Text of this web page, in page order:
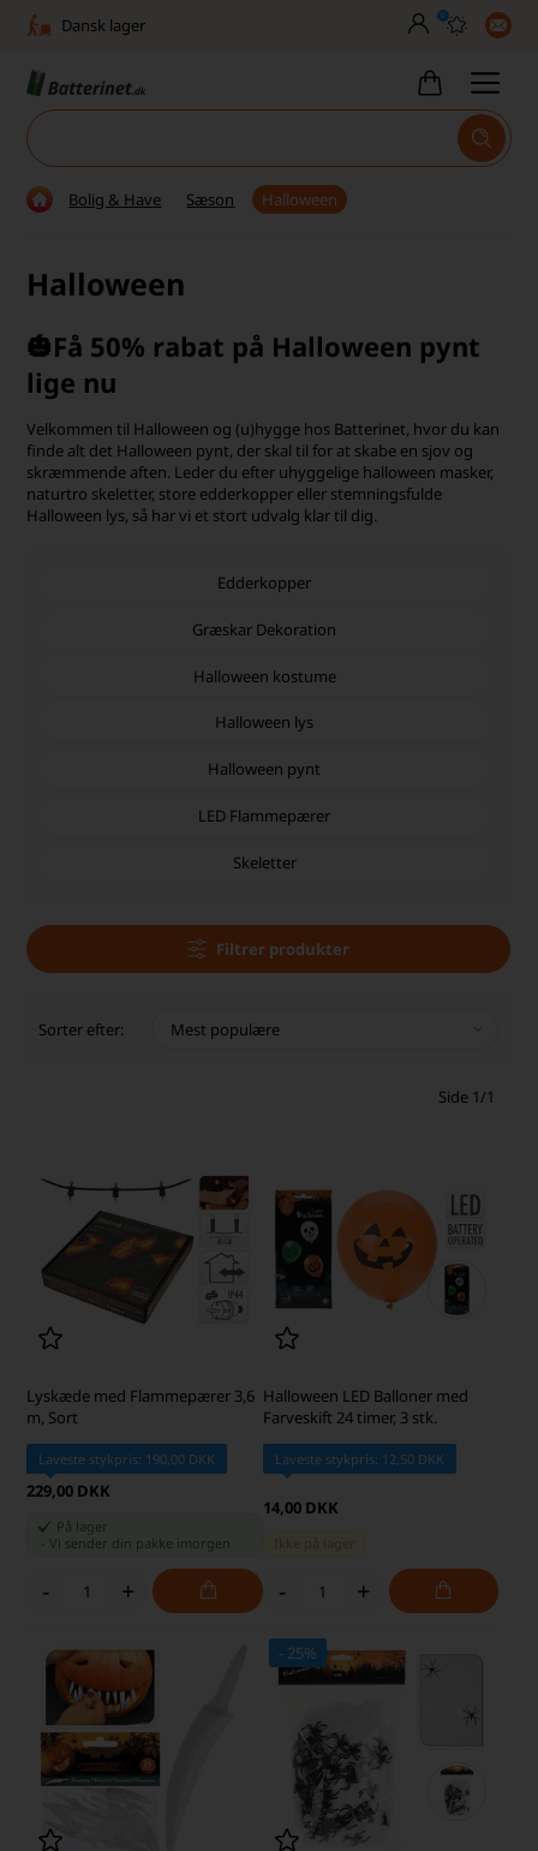
Dansk lager
Høj kundetilfredshed
Fri fragt over 499,-
30 dages returret
Tlf. er lukket uge 27-32
Høj kundetilfredshed
0
Bolig & Have Sæson Halloween
Halloween
🎃Få 50% rabat på Halloween pynt
lige nu
Velkommen til Halloween og (u)hygge hos Batterinet, hvor du kan
finde alt det Halloween pynt, der skal til for at skabe en sjov og
skræmmende aften. Leder du efter uhyggelige halloween masker,
naturtro skeletter, store edderkopper eller stemningsfulde
Halloween lys, så har vi et stort udvalg klar til dig.
Edderkopper
Græskar Dekoration
Halloween kostume
Halloween lys
Halloween pynt
LED Flammepærer
Skeletter
Filtrer produkter
Sorter efter:
Side 1/1
Lyskæde med Flammepærer 3,6
m, Sort
Laveste stykpris: 190,00 DKK
229,00 DKK
På lager
-Vi sender din pakke imorgen
- +
Halloween LED Balloner med
Farveskift 24 timer, 3 stk.
Laveste stykpris: 12,50 DKK
14,00 DKK
Ikke på lager
- +
- 25%
SKARP PRIS · SKARP PRIS